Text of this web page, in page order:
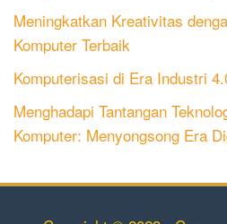
Meningkatkan Kreativitas
Komputer Terbaik
Komputerisasi di Era Industri
Menghadapi Tantangan
Komputer: Menyongsong Era